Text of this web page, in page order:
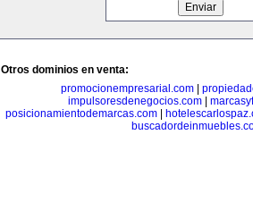
Otros dominios en venta:
promocionempresarial.com|
impulsoresdenegocios.com|
posicionamientodemarcas.com|